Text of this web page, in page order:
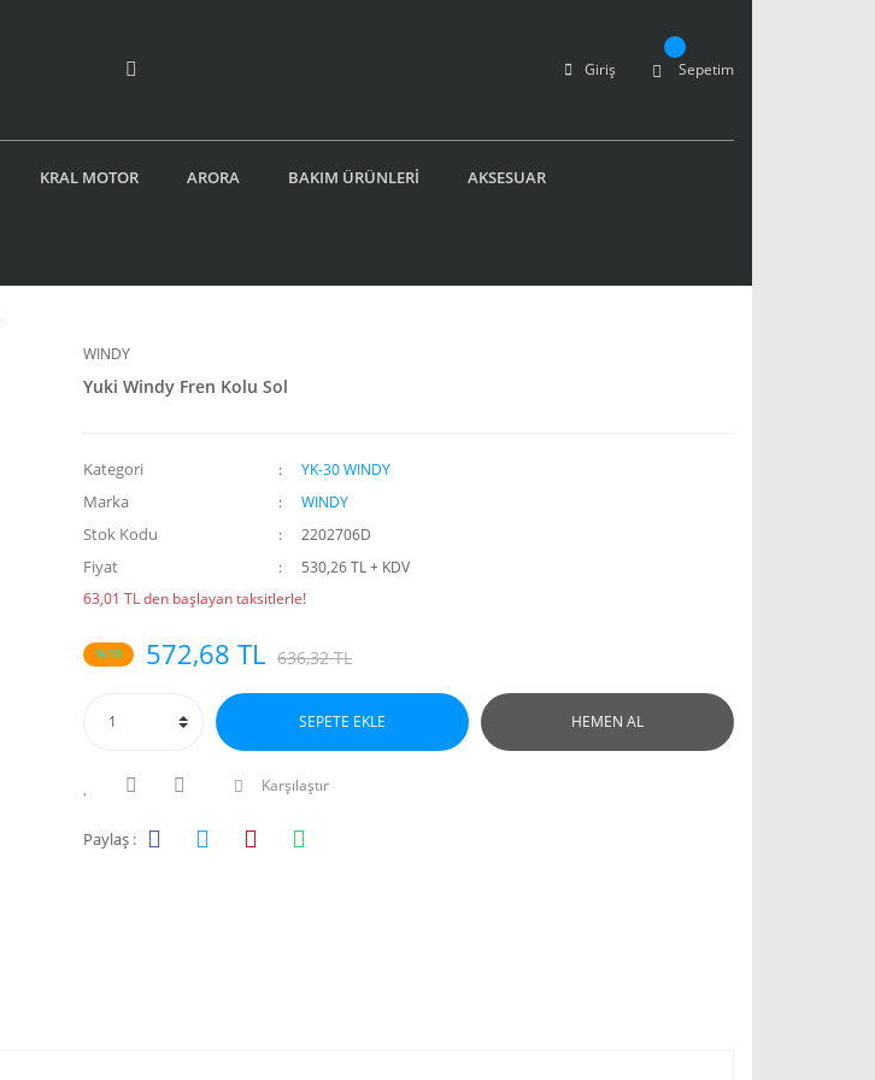
Giriş Sepetim
KRAL MOTOR ARORA BAKIM ÜRÜNLERİ AKSESUAR
WINDY
Yuki Windy Fren Kolu Sol
Kategori YK-30 WINDY
Marka WINDY
Stok Kodu 2202706D
Fiyat
530,26 TL + KDV
63,01 TL den başlayan taksitlerle!
%10 572,68 TL 636,32 TL
SEPETE EKLE HEMEN AL
Karşılaştır
Paylaş :